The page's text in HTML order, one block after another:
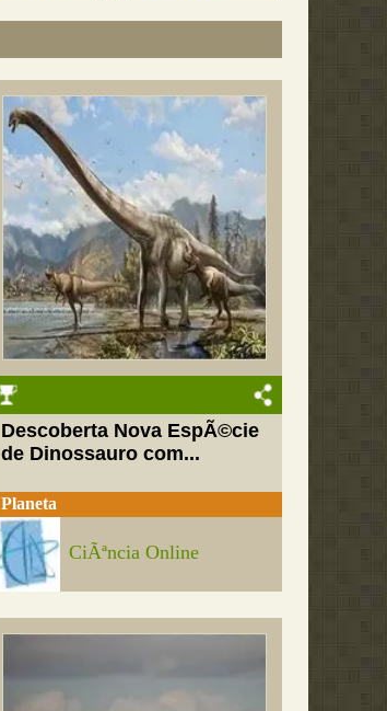
Descoberta Nova EspÃ©cie
de Dinossauro com...
Planeta
CiÃªncia Online